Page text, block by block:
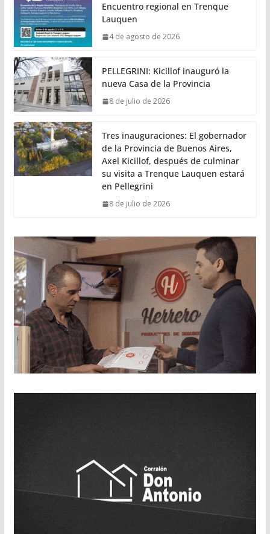
Encuentro regional en Trenque
Lauquen
4 de agosto de 2026
PELLEGRINI: Kicillof inauguró la
nueva Casa de la Provincia
8 de julio de 2026
Tres inauguraciones: El gobernador
de la Provincia de Buenos Aires,
Axel Kicillof, después de culminar
su visita a Trenque Lauquen estará
en Pellegrini
8 de julio de 2026